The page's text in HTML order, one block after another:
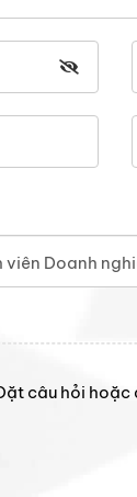
Doanh
câu hỏi hoặc